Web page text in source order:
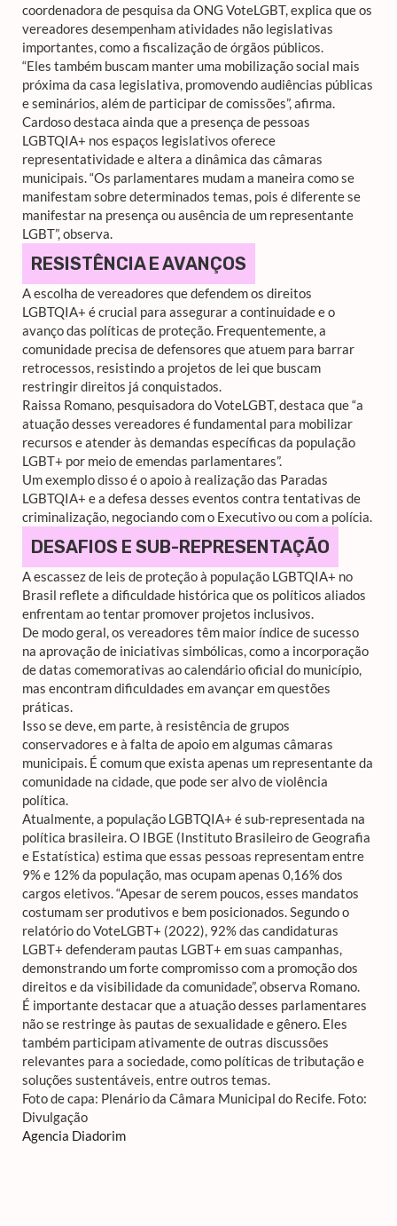
coordenadora de pesquisa da ONG VoteLGBT, explica que os
vereadores desempenham atividades não legislativas
importantes, como a fiscalização de órgãos públicos.
“Eles também buscam manter uma mobilização social mais
próxima da casa legislativa, promovendo audiências públicas
e seminários, além de participar de comissões”, afirma.
Cardoso destaca ainda que a presença de pessoas
LGBTQIA+ nos espaços legislativos oferece
representatividade e altera a dinâmica das câmaras
municipais. “Os parlamentares mudam a maneira como se
manifestam sobre determinados temas, pois é diferente se
manifestar na presença ou ausência de um representante
LGBT”, observa.
RESISTÊNCIA E AVANÇOS
A escolha de vereadores que defendem os direitos
LGBTQIA+ é crucial para assegurar a continuidade e o
avanço das políticas de proteção. Frequentemente, a
comunidade precisa de defensores que atuem para barrar
retrocessos, resistindo a projetos de lei que buscam
restringir direitos já conquistados.
Raissa Romano, pesquisadora do VoteLGBT, destaca que “a
atuação desses vereadores é fundamental para mobilizar
recursos e atender às demandas específicas da população
LGBT+ por meio de emendas parlamentares”.
Um exemplo disso é o apoio à realização das Paradas
LGBTQIA+ e a defesa desses eventos contra tentativas de
criminalização, negociando com o Executivo ou com a polícia.
DESAFIOS E SUB-REPRESENTAÇÃO
A escassez de leis de proteção à população LGBTQIA+ no
Brasil reflete a dificuldade histórica que os políticos aliados
enfrentam ao tentar promover projetos inclusivos.
De modo geral, os vereadores têm maior índice de sucesso
na aprovação de iniciativas simbólicas, como a incorporação
de datas comemorativas ao calendário oficial do município,
mas encontram dificuldades em avançar em questões
práticas.
Isso se deve, em parte, à resistência de grupos
conservadores e à falta de apoio em algumas câmaras
municipais. É comum que exista apenas um representante da
comunidade na cidade, que pode ser alvo de violência
política.
Atualmente, a população LGBTQIA+ é sub-representada na
política brasileira. O IBGE (Instituto Brasileiro de Geografia
e Estatística) estima que essas pessoas representam entre
9% e 12% da população, mas ocupam apenas 0,16% dos
cargos eletivos. “Apesar de serem poucos, esses mandatos
costumam ser produtivos e bem posicionados. Segundo o
relatório do VoteLGBT+ (2022), 92% das candidaturas
LGBT+ defenderam pautas LGBT+ em suas campanhas,
demonstrando um forte compromisso com a promoção dos
direitos e da visibilidade da comunidade”, observa Romano.
É importante destacar que a atuação desses parlamentares
não se restringe às pautas de sexualidade e gênero. Eles
também participam ativamente de outras discussões
relevantes para a sociedade, como políticas de tributação e
soluções sustentáveis, entre outros temas.
Foto de capa: Plenário da Câmara Municipal do Recife. Foto:
Divulgação
Agencia Diadorim